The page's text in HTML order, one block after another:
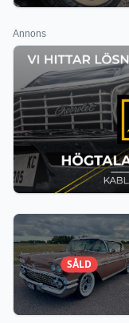
Annons
SÅLD